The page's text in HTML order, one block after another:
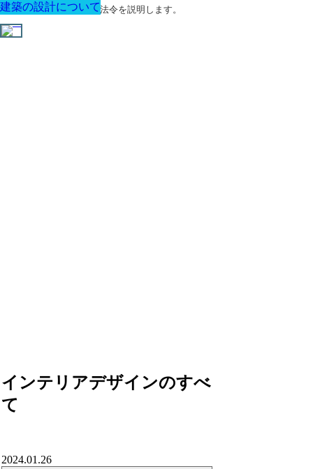
建築に関する用語と関連法令を説明します。
インテリアデザインのすべ
て
建築の設計について
2024.01.26
建築の設計について
建築の設計について
建築の設計について
建築の設計について
建築の設計について
建築の設計について